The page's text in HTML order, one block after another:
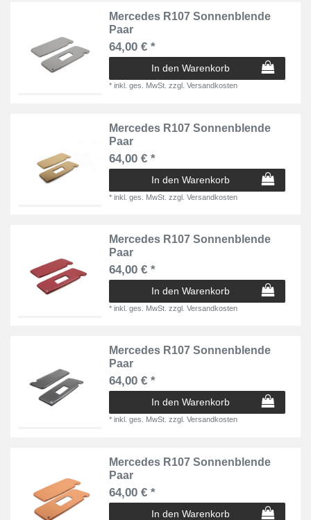
Mercedes R107 Sonnenblende
Paar
64,00 € *
In den Warenkorb
*inkl. ges. MwSt. zzgl.Versandkosten
Mercedes R107 Sonnenblende
Paar
64,00 € *
In den Warenkorb
*inkl. ges. MwSt. zzgl.Versandkosten
Mercedes R107 Sonnenblende
Paar
64,00 € *
In den Warenkorb
*inkl. ges. MwSt. zzgl.Versandkosten
Mercedes R107 Sonnenblende
Paar
64,00 € *
In den Warenkorb
*inkl. ges. MwSt. zzgl.Versandkosten
Mercedes R107 Sonnenblende
Paar
64,00 € *
In den Warenkorb